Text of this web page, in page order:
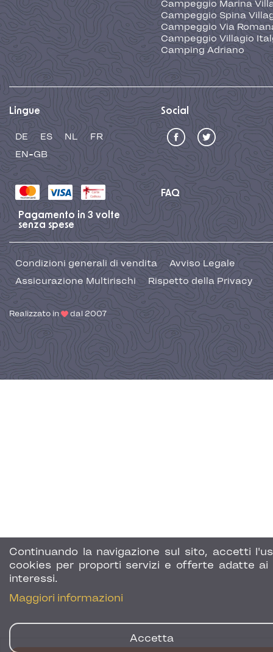
Continuando la navigazione sul sito, accetti
cookies per proporti servizi e offerte adatte ai
interessi.
Maggiori informazioni
Accetta
Campeggio Marina
Campeggio Spina
Campeggio Via
Campeggio Villagio
Camping Adriano
Lingue
DE ES NL
FR
EN-GB
Social
FAQ
Pagamento in 3 volte
senza spese
Condizioni generali di vendita
Avviso Legale
Assicurazione Multirischi
Rispetto della Privacy
Realizzato in dal 2007